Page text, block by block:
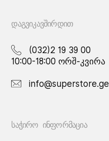
ᲓᲐᲒᲕᲘᲙᲐᲕᲨᲘᲠᲓᲘᲗ
(032)2 19 39 00
10:00-18:00 ორშ-კვირა
info@superstore.ge
ᲡᲐᲭᲘᲠᲝ ᲘᲜᲤᲝᲠᲛᲐᲪᲘᲐ